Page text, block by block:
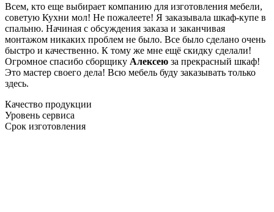
Всем, кто еще выбирает компанию для изготовления мебели,
советую Кухни мол! Не пожалеете! Я заказывала шкаф-купе в
спальню. Начиная с обсуждения заказа и заканчивая
монтажом никаких проблем не было. Все было сделано очень
быстро и качественно. К тому же мне ещё скидку сделали!
Огромное спасибо сборщику Алексею за прекрасный шкаф!
Это мастер своего дела! Всю мебель буду заказывать только
здесь.
Качество продукции
Уровень сервиса
Срок изготовления